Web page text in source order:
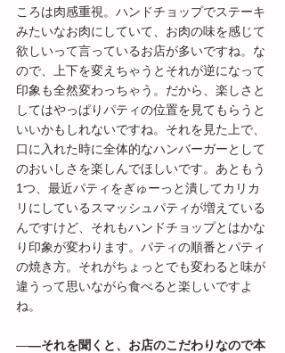
ころは肉感重視。ハンドチョップでステーキ
みたいなお肉にしていて、お肉の味を感じて
欲しいって言っているお店が多いですね。な
ので、上下を変えちゃうとそれが逆になって
印象も全然変わっちゃう。だから、楽しさと
してはやっぱりパティの位置を見てもらうと
いいかもしれないですね。それを見た上で、
口に入れた時に全体的なハンバーガーとして
のおいしさを楽しんでほしいです。あともう
1つ、最近パティをぎゅーっと潰してカリカ
リにしているスマッシュパティが増えている
んですけど、それもハンドチョップとはかな
り印象が変わります。パティの順番とパティ
の焼き方。それがちょっとでも変わると味が
違うって思いながら食べると楽しいですよ
ね。
――それを聞くと、お店のこだわりなので本